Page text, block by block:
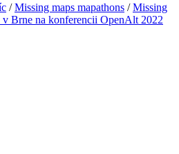
/Missing maps mapathons /Missing
v Brne na konferencii OpenAlt 2022